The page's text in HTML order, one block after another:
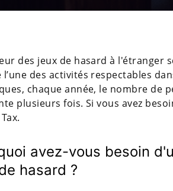
des jeux de hasard à l'étranger
l’une des activités respectables
chaque année, le nombre de
plusieurs fois. Si vous avez
avez-vous besoin
hasard ?